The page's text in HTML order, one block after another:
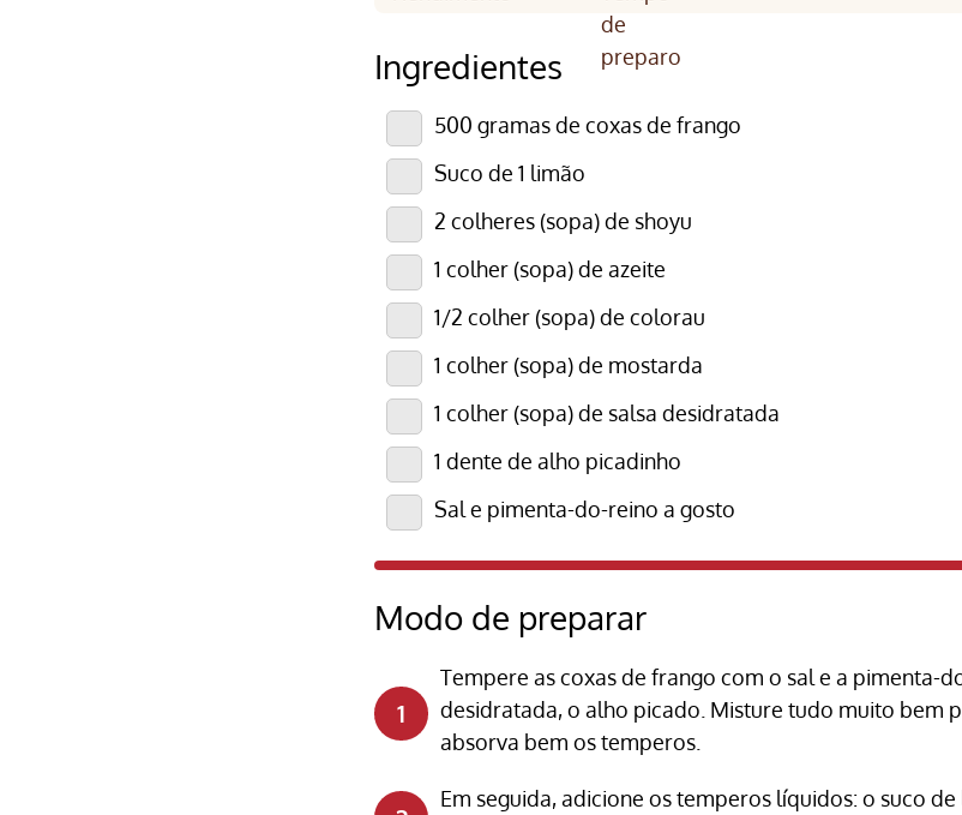
Ingredientes
500 gramas de coxas de frango
Suco de 1 limão
2 colheres (sopa) de shoyu
1 colher (sopa) de azeite
1/2 colher (sopa) de colorau
1 colher (sopa) de mostarda
1 colher (sopa) de salsa desidratada
1 dente de alho picadinho
Sal e pimenta-do-reino a gosto
Modo de preparar
Tempere as coxas de frango com o sal e a pimenta-
desidratada, o alho picado. Misture tudo muito bem
absorva bem os temperos.
Em seguida, adicione os temperos líquidos: o suco de